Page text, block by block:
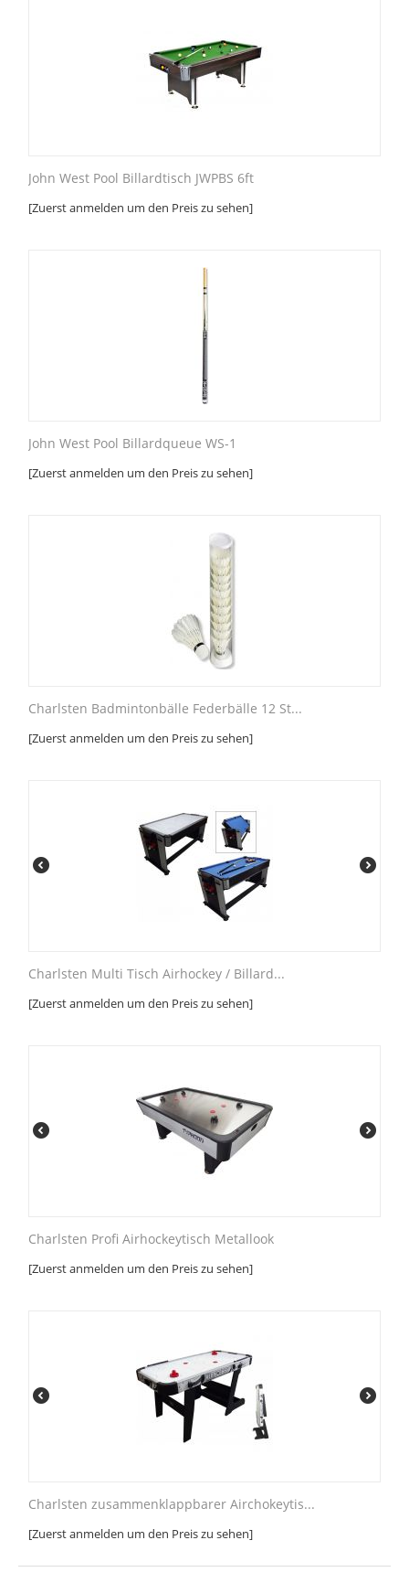
John West Pool Billardtisch JWPBS 6ft
[Zuerst anmelden um den Preis zu sehen]
John West Pool Billardqueue WS-1
[Zuerst anmelden um den Preis zu sehen]
Charlsten Badmintonbälle Federbälle 12 St...
[Zuerst anmelden um den Preis zu sehen]
Charlsten Multi Tisch Airhockey / Billard...
[Zuerst anmelden um den Preis zu sehen]
Charlsten Profi Airhockeytisch Metallook
[Zuerst anmelden um den Preis zu sehen]
Charlsten zusammenklappbarer Airchokeytis...
[Zuerst anmelden um den Preis zu sehen]